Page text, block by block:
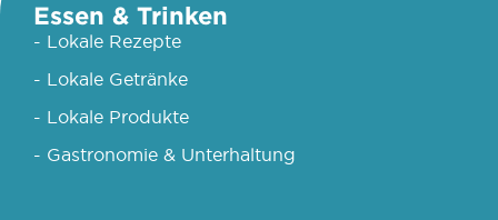
Essen & Trinken
- Lokale Rezepte
- Lokale Getränke
- Lokale Produkte
- Gastronomie & Unterhaltung